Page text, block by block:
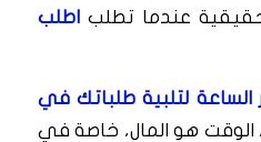
عندما تطلب
اطلب
الساعة لتلبية طلباتك في
الوقت هو المال، خاصة في